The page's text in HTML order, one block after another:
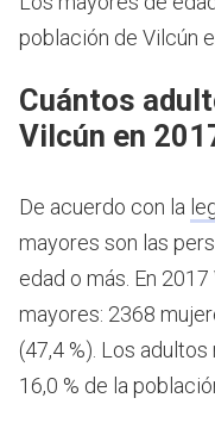
población de Vilcún
Cuántos
Vilcún en
De acuerdo con la
mayores son las
edad o más. En
mayores: 2368
(47,4 %). Los
16,0 % de la